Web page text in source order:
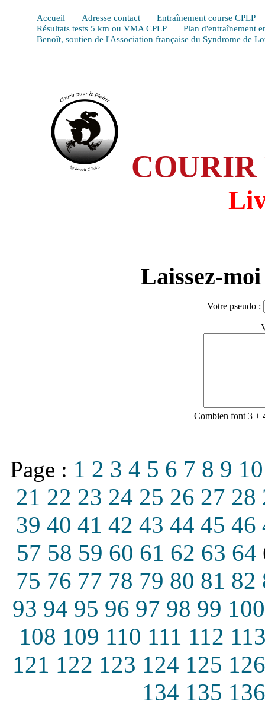
Accueil Adresse contact
Entraînement course CPLP
Résultats tests 5 km ou VMA CPLP
Plan d'entraînement
Benoît, soutien de l'Association française du Syndrome de
Laissez-
Votre pseudo :
Combien font 3 +
Page : 1 2 3 4 5 6 7 8 9 10
21 22 23 24 25 26 27 28
39 40 41 42 43 44 45 46
57 58 59 60 61 62 63 64
75 76 77 78 79 80 81 82
93 94 95 96 97 98 99 100
108 109 110 111 112
121 122 123 124 125 126
134 135 136